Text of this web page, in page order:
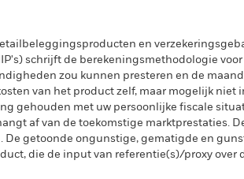
en
schrijft de berekeningsmethodologie
zou kunnen presteren en de
van het product zelf, maar mogelijk niet
gehouden met uw persoonlijke fiscale
af van de toekomstige marktprestaties.
De getoonde ongunstige, gematigde en
die de input van referentie(s)/proxy over